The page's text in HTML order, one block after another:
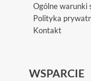
Ogólne warunki
Polityka
Kontakt
WSPARCIE